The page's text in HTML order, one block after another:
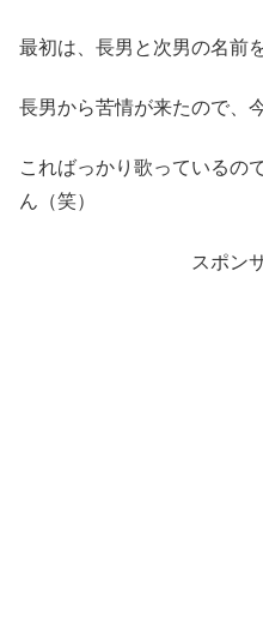
最初は、長男と次男の名前
長男から苦情が来たので、
こればっかり歌っているの
ん（笑）
スポン